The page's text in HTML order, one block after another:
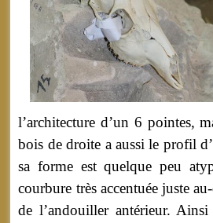
l’architecture d’un 6 pointes,
bois de droite a aussi le profil
sa forme est quelque peu
courbure très accentuée juste
de l’andouiller antérieur.